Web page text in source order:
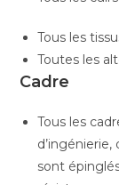
Tous les
Toutes les
Cadre
Tous les
sont